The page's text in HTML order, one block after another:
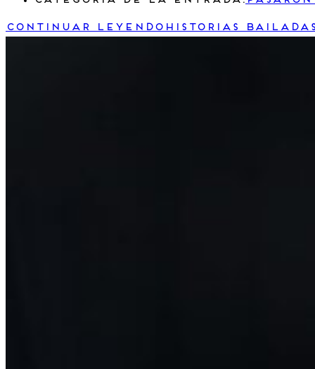
Continuar leyendo Historias